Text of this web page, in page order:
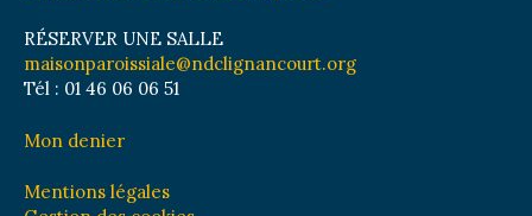
RÉSERVER UNE SALLE
maisonparoissiale@ndclignancourt.org
Tél : 01 46 06 06 51
Mon denier
Mentions légales